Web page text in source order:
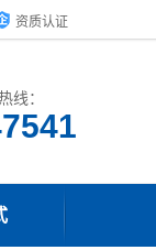
资质认证
线：